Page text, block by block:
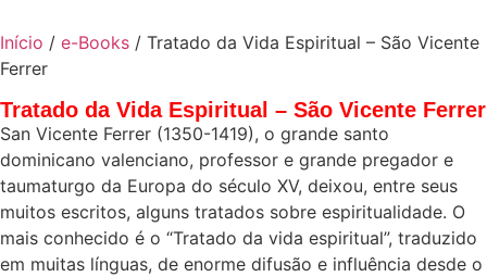
Início / e-Books / Tratado da Vida Espiritual – São Vicente
Ferrer
Tratado da Vida Espiritual – São Vicente Ferrer
San Vicente Ferrer (1350-1419), o grande santo
dominicano valenciano, professor e grande pregador e
taumaturgo da Europa do século XV, deixou, entre seus
muitos escritos, alguns tratados sobre espiritualidade. O
mais conhecido é o “Tratado da vida espiritual”, traduzido
em muitas línguas, de enorme difusão e influência desde o